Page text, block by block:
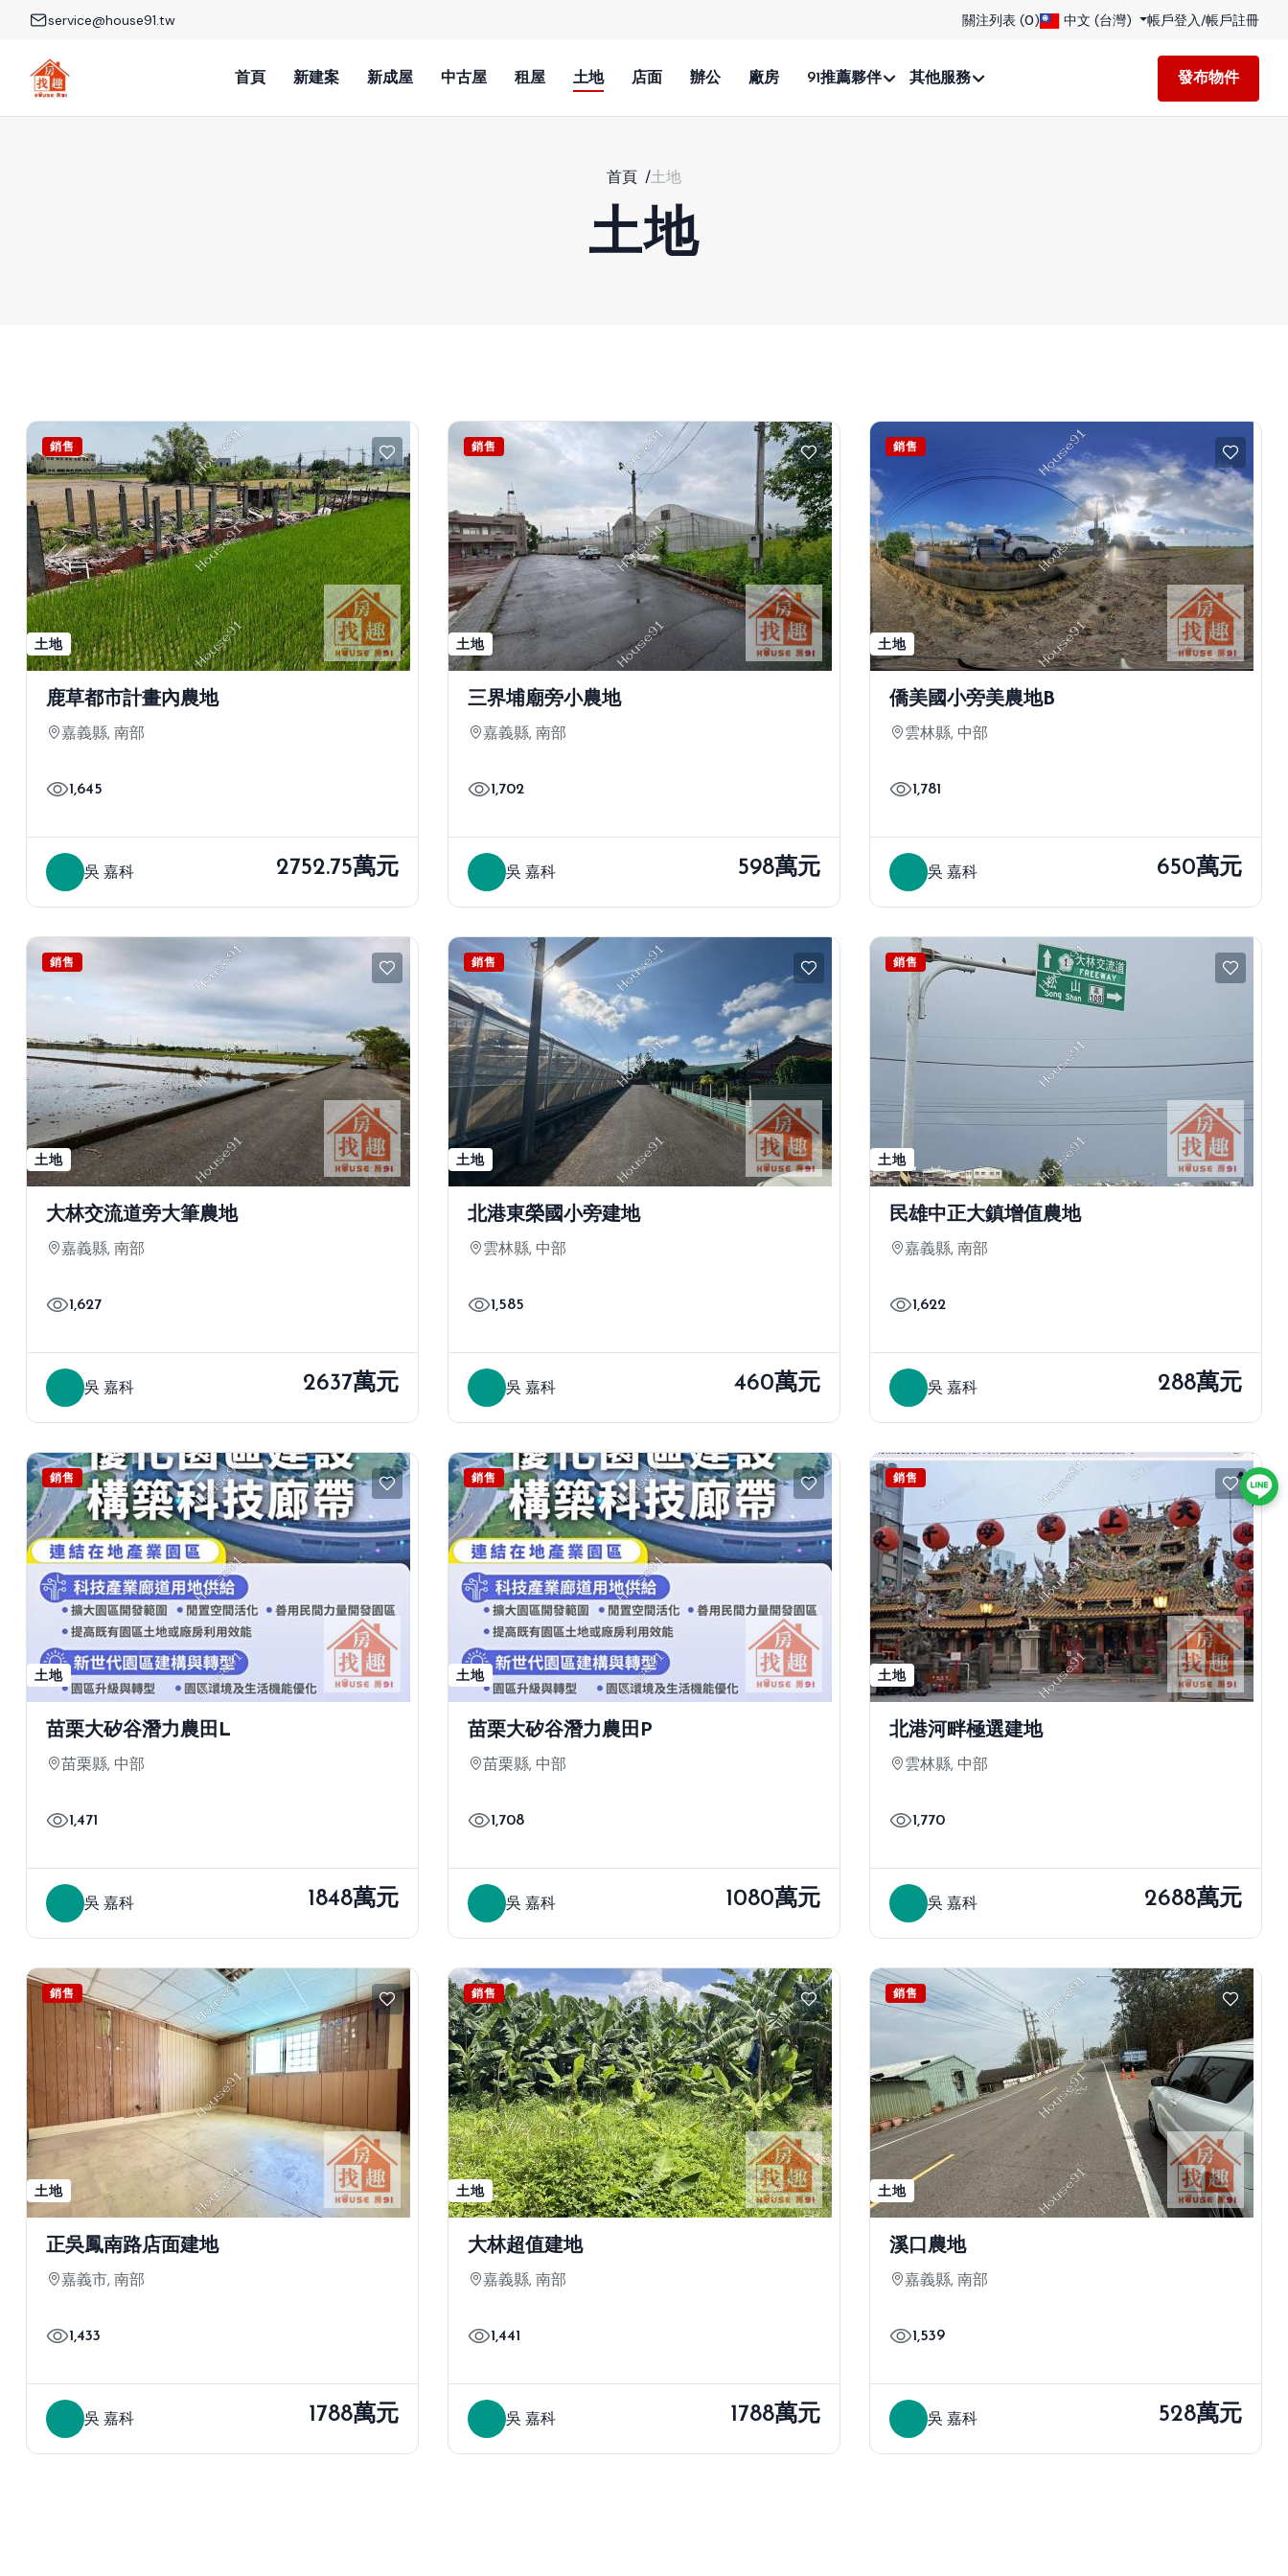
service@house91.tw 關注列表 (0) 中文 (台灣) 帳戶登入/帳戶註冊
首頁 新建案 新成屋 中古屋 租屋 土地 店面 辦公 廠房 91推薦夥伴 其他服務 發布物件
首頁 /土地
土地
銷售
土地
鹿草都市計畫內農地
嘉義縣, 南部
1,645
吳 嘉科 2752.75萬元
銷售
土地
三界埔廟旁小農地
嘉義縣, 南部
1,702
吳 嘉科 598萬元
銷售
土地
僑美國小旁美農地B
雲林縣, 中部
1,781
吳 嘉科 650萬元
銷售
土地
大林交流道旁大筆農地
嘉義縣, 南部
1,627
吳 嘉科 2637萬元
銷售
土地
北港東榮國小旁建地
雲林縣, 中部
1,585
吳 嘉科 460萬元
銷售
土地
民雄中正大鎮增值農地
嘉義縣, 南部
1,622
吳 嘉科 288萬元
銷售
土地
苗栗大矽谷潛力農田L
苗栗縣, 中部
1,471
吳 嘉科 1848萬元
銷售
土地
苗栗大矽谷潛力農田P
苗栗縣, 中部
1,708
吳 嘉科 1080萬元
銷售
土地
北港河畔極選建地
雲林縣, 中部
1,770
吳 嘉科 2688萬元
銷售
土地
正吳鳳南路店面建地
嘉義市, 南部
1,433
吳 嘉科 1788萬元
銷售
土地
大林超值建地
嘉義縣, 南部
1,441
吳 嘉科 1788萬元
銷售
土地
溪口農地
嘉義縣, 南部
1,539
吳 嘉科 528萬元